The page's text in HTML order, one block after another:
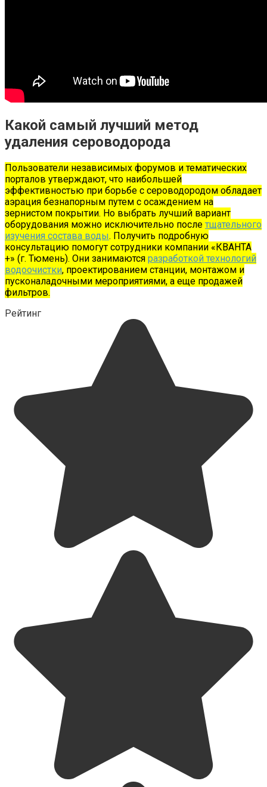
Какой самый лучший метод
удаления сероводорода
Пользователи независимых форумов и тематических
порталов утверждают, что наибольшей
эффективностью при борьбе с сероводородом обладает
аэрация безнапорным путем с осаждением на
зернистом покрытии. Но выбрать лучший вариант
оборудования можно исключительно после тщательного
изучения состава воды. Получить подробную
консультацию помогут сотрудники компании «КВАНТА
+» (г. Тюмень). Они занимаются разработкой технологий
водоочистки, проектированием станции, монтажом и
пусконаладочными мероприятиями, а еще продажей
фильтров.
Рейтинг